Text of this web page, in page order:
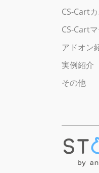
CS-Cart
CS-Cart
アドオン
実例紹介
その他